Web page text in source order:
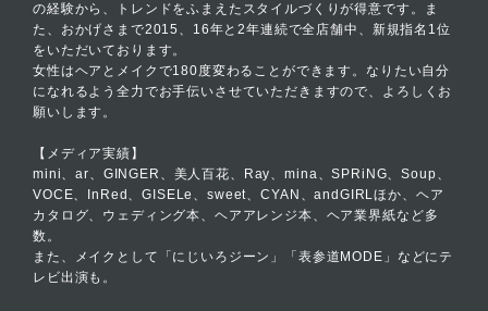
の経験から、トレンドをふまえたスタイルづくりが得意です。ま
た、おかげさまで2015、16年と2年連続で全店舗中、新規指名1位
をいただいております。
女性はヘアとメイクで180度変わることができます。なりたい自分
になれるよう全力でお手伝いさせていただきますので、よろしくお
願いします。
【メディア実績】
mini、ar、GINGER、美人百花、Ray、mina、SPRiNG、Soup、
VOCE、InRed、GISELe、sweet、CYAN、andGIRLほか、ヘア
カタログ、ウェディング本、ヘアアレンジ本、ヘア業界紙など多
数。
また、メイクとして「にじいろジーン」「表参道MODE」などにテ
レビ出演も。